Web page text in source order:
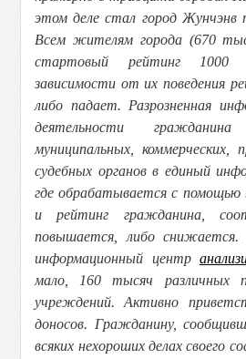
этом деле стал город Жунчэнв
Всем жителям города (670
стартовый рейтинг 1000
зависимости от их поведения
либо падает. Разрозненная
деятельности
муниципальных, коммерческих,
судебных органов в единый
где обрабатывается с помощью
и рейтинг гражданина,
повышается, либо
информационный центр
мало, 160 тысяч различных
учреждений. Активно
доносов. Гражданину,
всяких нехороших делах своего